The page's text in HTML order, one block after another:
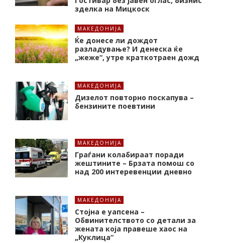
зделка на Мицкоск
МАКЕДОНИЈА
Ќе донесе ли дождот
разладување? И денеска ќе
„жеже“, утре краткотраен дожд
МАКЕДОНИЈА
Дизелот повторно поскапува –
бензините поевтини
МАКЕДОНИЈА
Граѓани колабираат поради
жештините – Брзата помош со
над 200 интеревенции дневно
МАКЕДОНИЈА
Стојна е уапсена –
Обвинителството со детали за
жената која правеше хаос на
„Куклица“